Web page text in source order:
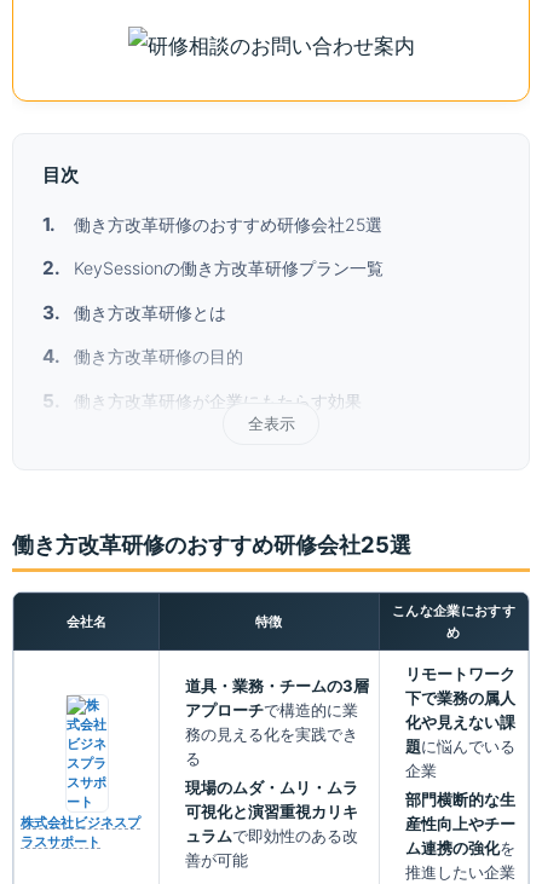
目次
働き方改革研修のおすすめ研修会社25選
KeySessionの働き方改革研修プラン一覧
働き方改革研修とは
働き方改革研修の目的
働き方改革研修が企業にもたらす効果
全表示
働き方改革研修のおすすめ研修会社25選
会社名 特徴
こんな企業におすす
め
株式会社ビジネスプ
ラスサポート
道具・業務・チームの3層
アプローチで構造的に業
務の見える化を実践でき
る
現場のムダ・ムリ・ムラ
可視化と演習重視カリキ
ュラムで即効性のある改
善が可能
リモートワーク
下で業務の属人
化や見えない課
題に悩んでいる
企業
部門横断的な生
産性向上やチー
ム連携の強化を
推進したい企業